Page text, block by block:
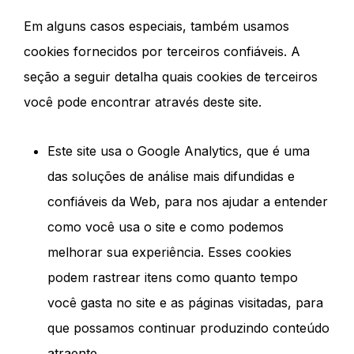
Em alguns casos especiais, também usamos
cookies fornecidos por terceiros confiáveis. A
seção a seguir detalha quais cookies de terceiros
você pode encontrar através deste site.
Este site usa o Google Analytics, que é uma
das soluções de análise mais difundidas e
confiáveis ​​da Web, para nos ajudar a entender
como você usa o site e como podemos
melhorar sua experiência. Esses cookies
podem rastrear itens como quanto tempo
você gasta no site e as páginas visitadas, para
que possamos continuar produzindo conteúdo